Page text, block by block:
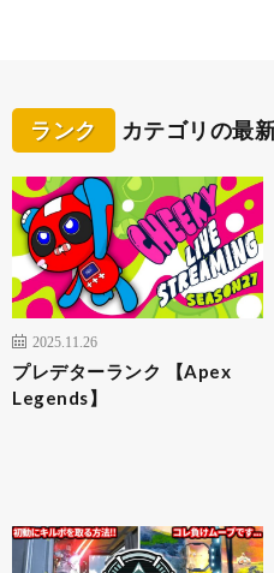
ランク カテゴリの最
2025.11.26
プレデターランク 【Apex
Legends】